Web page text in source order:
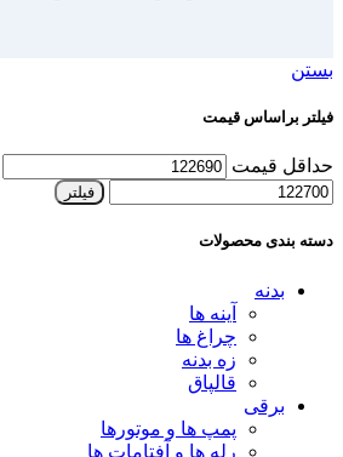
بستن
فیلتر براساس قیمت
حداقل قیمت
فیلتر
دسته بندی محصولات
بدنه
آینه ها
چراغ ها
زه بدنه
قالپاق
برقی
پمپ ها و موتورها
رله ها و آفتامات ها